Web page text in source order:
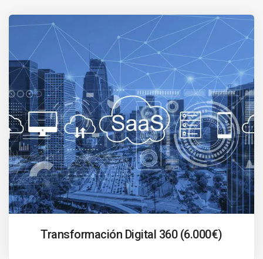
Transformación Digital 360 (6.000€)